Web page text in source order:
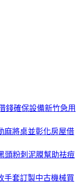
錢確保設備新竹急用
麻將桌並彰化房屋借
頭粉刺泥膜幫助祛痘
手套訂製中古機械買